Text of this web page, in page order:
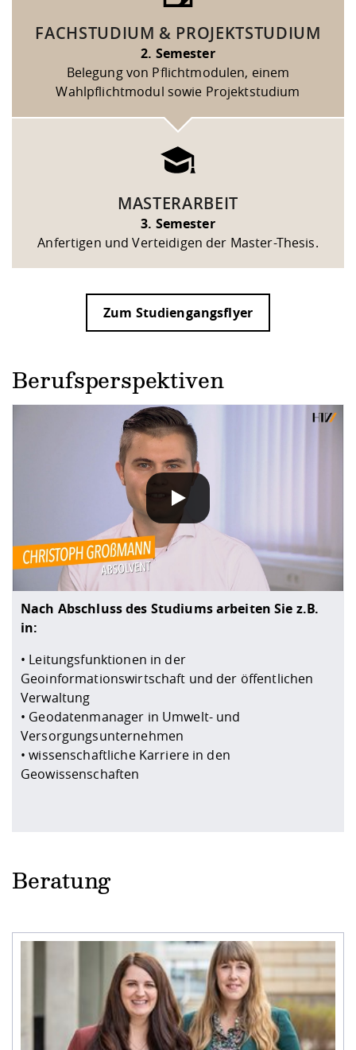
FACHSTUDIUM & PROJEKTSTUDIUM
2. Semester
Belegung von Pflichtmodulen, einem
Wahlpflichtmodul sowie Projektstudium
MASTERARBEIT
3. Semester
Anfertigen und Verteidigen der Master-Thesis.
Zum Studiengangsflyer
Berufsperspektiven
Nach Abschluss des Studiums arbeiten Sie z.B.
in:
• Leitungsfunktionen in der
Geoinformationswirtschaft und der öffentlichen
Verwaltung
• Geodatenmanager in Umwelt- und
Versorgungsunternehmen
• wissenschaftliche Karriere in den
Geowissenschaften
DATENSCHUTZHINWEIS
Wenn Sie unsere YouTube-Videos abspielen, werden
Beratung